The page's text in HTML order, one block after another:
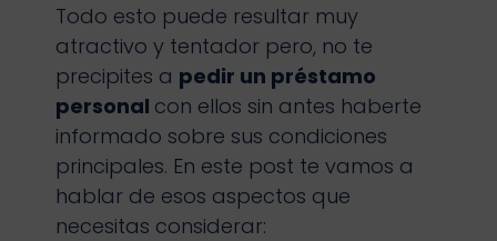
Todo esto puede resultar muy
atractivo y tentador pero, no te
precipites a pedir un préstamo
personal con ellos sin antes haberte
informado sobre sus condiciones
principales. En este post te vamos a
hablar de esos aspectos que
necesitas considerar: